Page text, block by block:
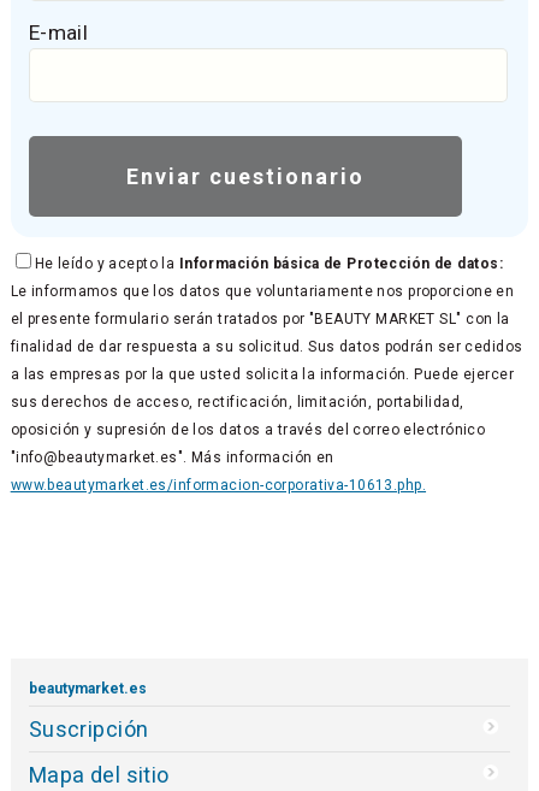
E-mail
He leído y acepto la Información básica de Protección de datos:
Le informamos que los datos que voluntariamente nos proporcione en
el presente formulario serán tratados por "BEAUTY MARKET SL" con la
finalidad de dar respuesta a su solicitud. Sus datos podrán ser cedidos
a las empresas por la que usted solicita la información. Puede ejercer
sus derechos de acceso, rectificación, limitación, portabilidad,
oposición y supresión de los datos a través del correo electrónico
"info@beautymarket.es". Más información en
www.beautymarket.es/informacion-corporativa-10613.php.
beautymarket.es
Suscripción
Mapa del sitio